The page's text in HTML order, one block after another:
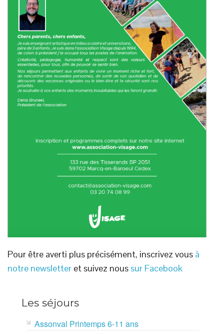
Pour être averti plus précisément, inscrivez vous à
notre newsletter et suivez nous sur Facebook
Les séjours
Assonval Printemps 6-11 ans